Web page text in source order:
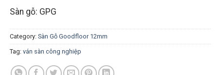
Sàn gỗ: GPG
Category: Sàn Gỗ Goodfloor 12mm
Tag: ván sàn công nghiệp